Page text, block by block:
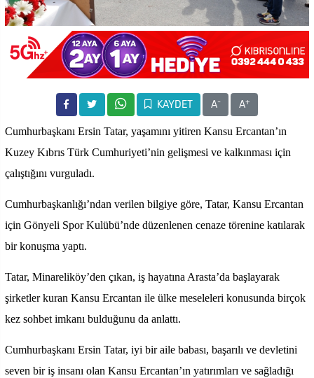
KAYDET A- A+
Cumhurbaşkanı Ersin Tatar, yaşamını yitiren Kansu Ercantan’ın
Kuzey Kıbrıs Türk Cumhuriyeti’nin gelişmesi ve kalkınması için
çalıştığını vurguladı.
Cumhurbaşkanlığı’ndan verilen bilgiye göre, Tatar, Kansu Ercantan
için Gönyeli Spor Kulübü’nde düzenlenen cenaze törenine katılarak
bir konuşma yaptı.
Tatar, Minareliköy’den çıkan, iş hayatına Arasta’da başlayarak
şirketler kuran Kansu Ercantan ile ülke meseleleri konusunda birçok
kez sohbet imkanı bulduğunu da anlattı.
Cumhurbaşkanı Ersin Tatar, iyi bir aile babası, başarılı ve devletini
seven bir iş insanı olan Kansu Ercantan’ın yatırımları ve sağladığı